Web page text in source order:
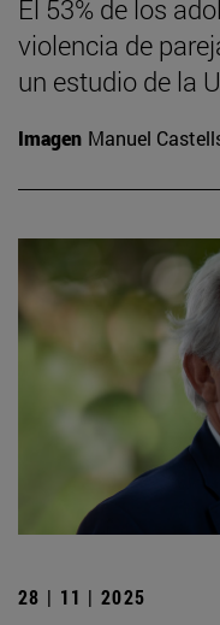
El 53% de los
violencia de
un estudio de la
Imagen Manuel
28 | 11 | 2025